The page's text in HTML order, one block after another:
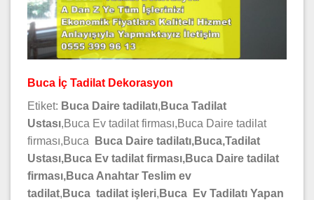
Buca İç Tadilat Dekorasyon
Etiket: Buca Daire tadilatı, Buca Tadilat
Ustası,Buca Ev tadilat firması,Buca Daire tadilat
firması,Buca
Buca Daire tadilatı,Buca,Tadilat
Ustası,Buca Ev tadilat firması,Buca Daire tadilat
firması,Buca Anahtar Teslim ev
tadilat, Buca tadilat işleri, Buca
Ev Tadilatı Yapan